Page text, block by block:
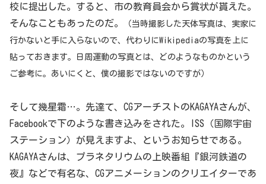
校に提出した。すると、市の教育員会から賞状が貰えた。
そんなこともあったのだ。
（当時撮影した天体写真は、実家に
行かないと手に入らないので、代わりにWikipediaの写真を上に
貼っておきます。日周運動の写真とは、どのようなものかという
ご参考に。あいにくと、僕の撮影ではないのですが）
そして幾星霜…。先達て、CGアーチストのKAGAYAさんが、
Facebookで下のような書き込みをされた。ISS（国際宇宙
ステーション）が見えますよ、というお知らせである。
KAGAYAさんは、プラネタリウムの上映番組『銀河鉄道の
夜』などで有名な、CGアニメーションのクリエイターであ